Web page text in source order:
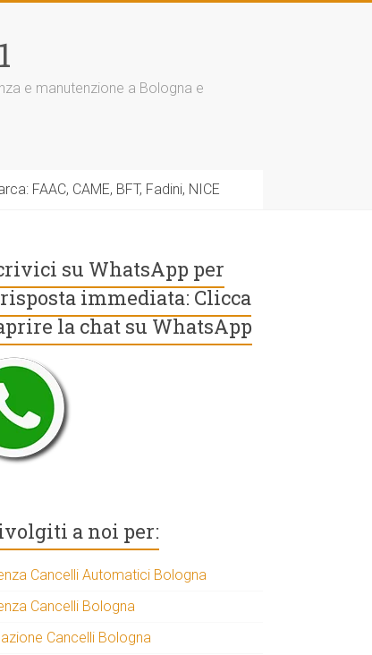
e manutenzione a Bologna e
FAAC, CAME, BFT, Fadini, NICE
su WhatsApp per
immediata: Clicca
la chat su WhatsApp
a noi per:
Cancelli Automatici Bologna
Cancelli Bologna
Cancelli Bologna